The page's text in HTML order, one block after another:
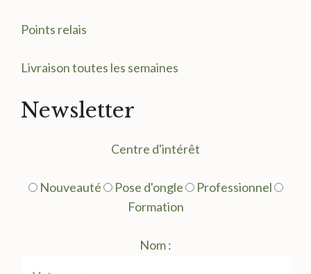
Points relais
Livraison toutes les semaines
Newsletter
Centre d'intérêt
Nouveauté Pose d'ongle
Professionnel
Formation
Nom :